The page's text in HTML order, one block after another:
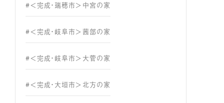
#＜完成・瑞穂市＞中宮の家
#＜完成・岐阜市＞茜部の家
#＜完成・岐阜市＞大菅の家
#＜完成・大垣市＞北方の家